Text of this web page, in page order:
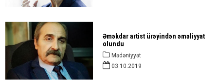
Əməkdar artist ürəyindən əməliyyat
olundu
Mədəniyyət
03.10.2019